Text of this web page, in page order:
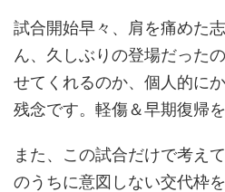
試合開始早々、肩を痛めた
ん、久しぶりの登場だった
せてくれるのか、個人的に
残念です。軽傷＆早期復帰を
また、この試合だけで考え
のうちに意図しない交代枠